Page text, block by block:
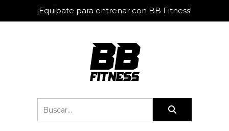
¡Equipate para entrenar con BB Fitness!